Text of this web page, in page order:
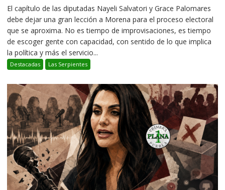
El capítulo de las diputadas Nayeli Salvatori y Grace Palomares
debe dejar una gran lección a Morena para el proceso electoral
que se aproxima. No es tiempo de improvisaciones, es tiempo
de escoger gente con capacidad, con sentido de lo que implica
la política y más el servicio...
Destacadas Las Serpientes